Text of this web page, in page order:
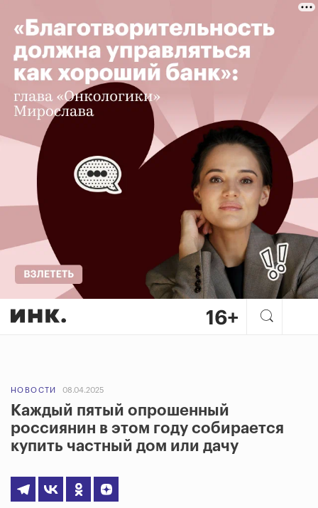
НОВОСТИ 08.04.2025
Каждый пятый опрошенный
россиянин в этом году собирается
купить частный дом или дачу